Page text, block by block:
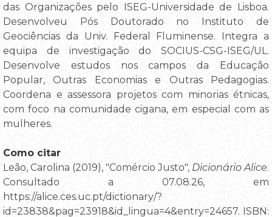
das Organizações pelo ISEG-Universidade de Lisboa.
Desenvolveu Pós Doutorado no Instituto de
Geociências da Univ. Federal Fluminense. Integra a
equipa de investigação do SOCIUS-CSG-ISEG/UL.
Desenvolve estudos nos campos da Educação
Popular, Outras Economias e Outras Pedagogias.
Coordena e assessora projetos com minorias étnicas,
com foco na comunidade cigana, em especial com as
mulheres.
Como citar
Leão, Carolina (2019), "Comércio Justo", Dicionário Alice.
Consultado a 07.08.26, em
https://alice.ces.uc.pt/dictionary/?
id=23838&pag=23918&id_lingua=4&entry=24657. ISBN: